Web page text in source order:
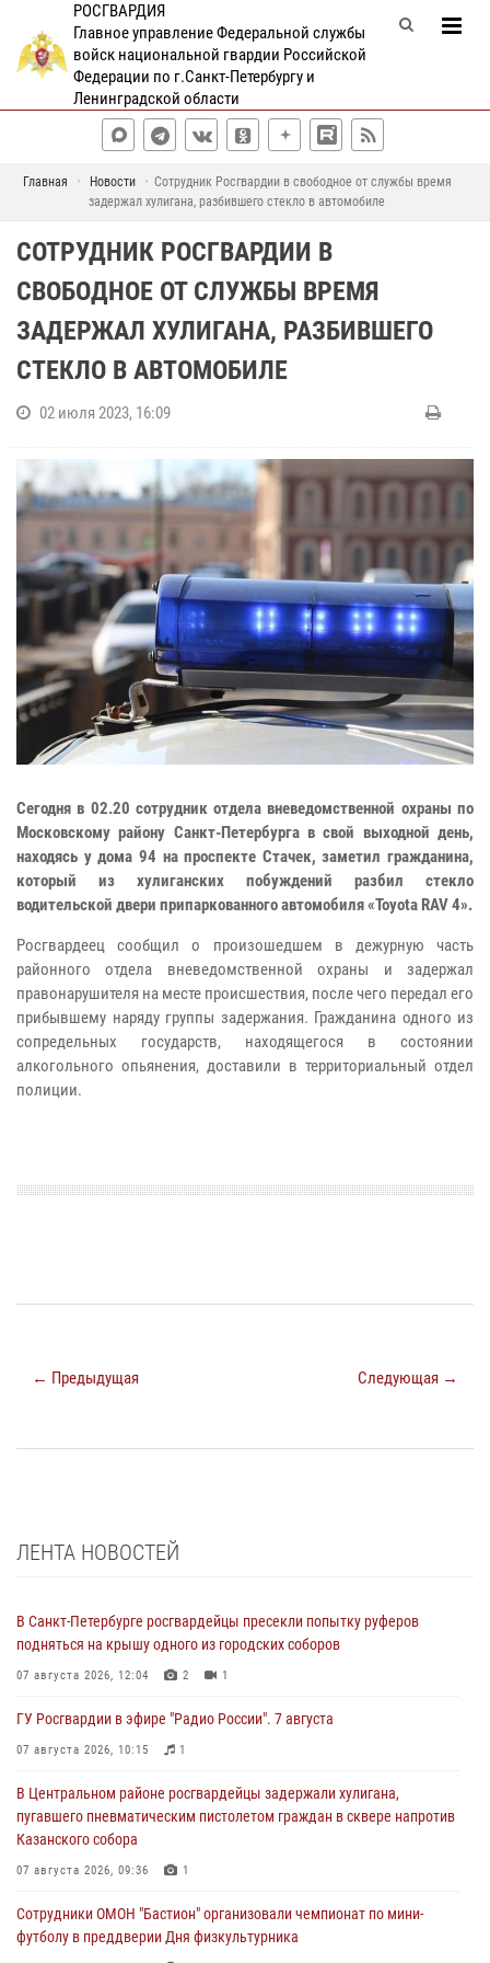
РОСГВАРДИЯ
Главное управление Федеральной службы
войск национальной гвардии Российской
Федерации по г.Санкт-Петербургу и
Ленинградской области
Главная Новости
Сотрудник Росгвардии в свободное от службы время
задержал хулигана, разбившего стекло в автомобиле
СОТРУДНИК РОСГВАРДИИ В
СВОБОДНОЕ ОТ СЛУЖБЫ ВРЕМЯ
ЗАДЕРЖАЛ ХУЛИГАНА, РАЗБИВШЕГО
СТЕКЛО В АВТОМОБИЛЕ
02 июля 2023, 16:09
Сегодня в 02.20 сотрудник отдела вневедомственной охраны по
Московскому району Санкт-Петербурга в свой выходной день,
находясь у дома 94 на проспекте Стачек, заметил гражданина,
который из хулиганских побуждений разбил стекло
водительской двери припаркованного автомобиля «Toyota RAV 4».
Росгвардеец сообщил о произошедшем в дежурную часть
районного отдела вневедомственной охраны и задержал
правонарушителя на месте происшествия, после чего передал его
прибывшему наряду группы задержания. Гражданина одного из
сопредельных государств, находящегося в состоянии
алкогольного опьянения, доставили в территориальный отдел
полиции.
← Предыдущая Следующая →
ЛЕНТА НОВОСТЕЙ
В Санкт-Петербурге росгвардейцы пресекли попытку руферов
подняться на крышу одного из городских соборов
07 августа 2026, 12:04 2 1
ГУ Росгвардии в эфире "Радио России". 7 августа
07 августа 2026, 10:15 1
В Центральном районе росгвардейцы задержали хулигана,
пугавшего пневматическим пистолетом граждан в сквере напротив
Казанского собора
07 августа 2026, 09:36 1
Сотрудники ОМОН "Бастион" организовали чемпионат по мини-
футболу в преддверии Дня физкультурника